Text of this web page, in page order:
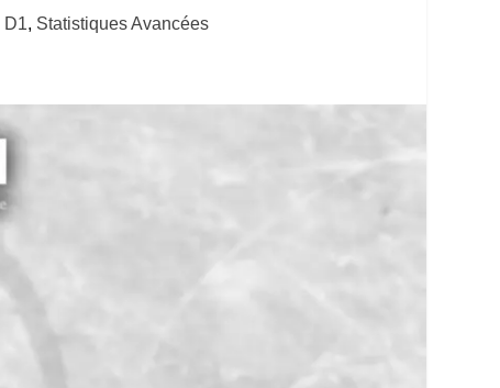
D1, Statistiques Avancées